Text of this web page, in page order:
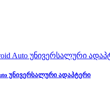
უნივერსალური ადაპტერი